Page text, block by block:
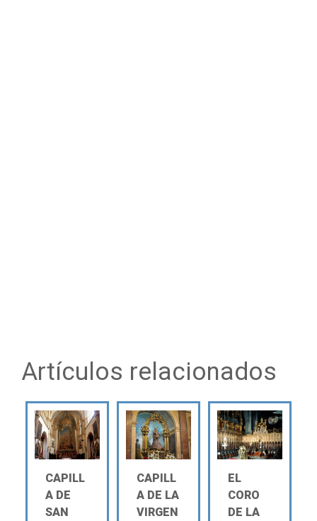
Artículos relacionados
CAPILL
A DE
SAN
CAPILL
A DE LA
VIRGEN
EL
CORO
DE LA